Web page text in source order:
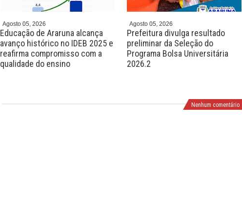
Agosto 05, 2026
Educação de Araruna alcança
avanço histórico no IDEB 2025 e
reafirma compromisso com a
qualidade do ensino
Agosto 05, 2026
Prefeitura divulga resultado
preliminar da Seleção do
Programa Bolsa Universitária
2026.2
Nenhum comentário